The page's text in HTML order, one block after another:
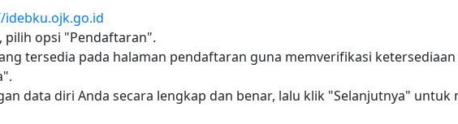
idebku.ojk.go.id
pilih opsi "Pendaftaran".
tersedia pada halaman pendaftaran guna memverifikasi
data diri Anda secara lengkap dan benar, lalu klik "Selanjutnya" untuk